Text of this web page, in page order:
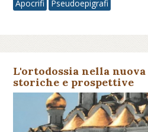
Apocrifi
Pseudoepigrafi
L'ortodossia nella
storiche e prospettive